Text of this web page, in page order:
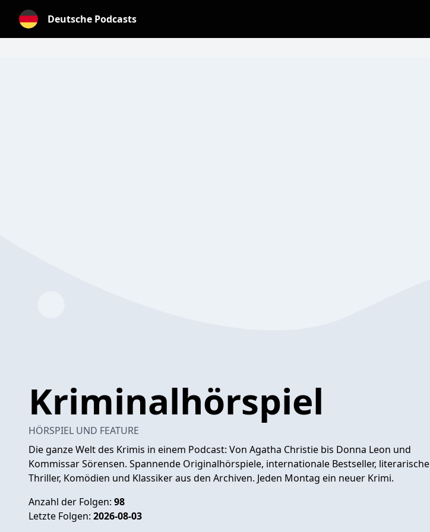
Deutsche Podcasts
Kriminalhörspiel
HÖRSPIEL UND FEATURE
Die ganze Welt des Krimis in einem Podcast: Von Agatha Christie bis Donna Leon und
Kommissar Sörensen. Spannende Originalhörspiele, internationale Bestseller, literarische
Thriller, Komödien und Klassiker aus den Archiven. Jeden Montag ein neuer Krimi.
Anzahl der Folgen: 98
Letzte Folgen: 2026-08-03